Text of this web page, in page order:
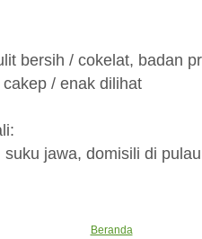
bersih / cokelat, badan
/ enak dilihat
jawa, domisili di
Beranda